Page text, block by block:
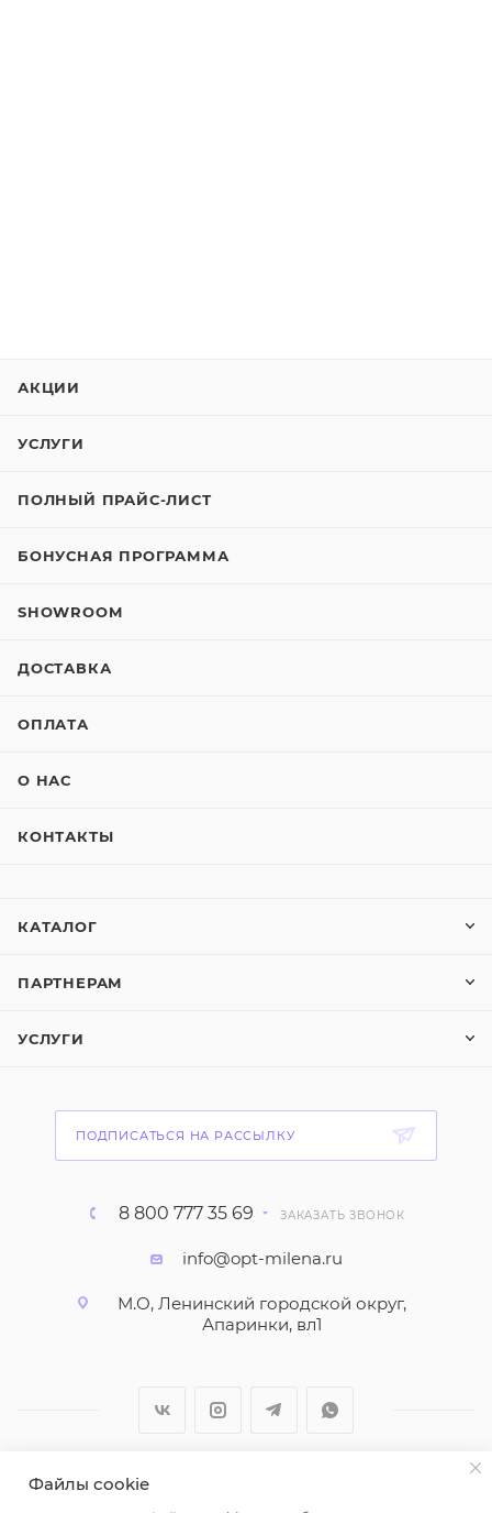
АКЦИИ
УСЛУГИ
ПОЛНЫЙ ПРАЙС-ЛИСТ
БОНУСНАЯ ПРОГРАММА
SHOWROOM
ДОСТАВКА
ОПЛАТА
О НАС
КОНТАКТЫ
КАТАЛОГ
ПАРТНЕРАМ
УСЛУГИ
ПОДПИСАТЬСЯ НА РАССЫЛКУ
8 800 777 35 69 ЗАКАЗАТЬ ЗВОНОК
info@opt-milena.ru
М.О, Ленинский городской округ,
Апаринки, вл1
2026 © ООО "Вайт Текстиль групп"
Файлы cookie